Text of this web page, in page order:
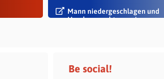
Mann niedergeschlagen und
Handy geraubt – zwei
Be social!